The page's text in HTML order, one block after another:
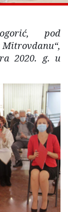
pod
Mitrovdanu“,
2020. g. u